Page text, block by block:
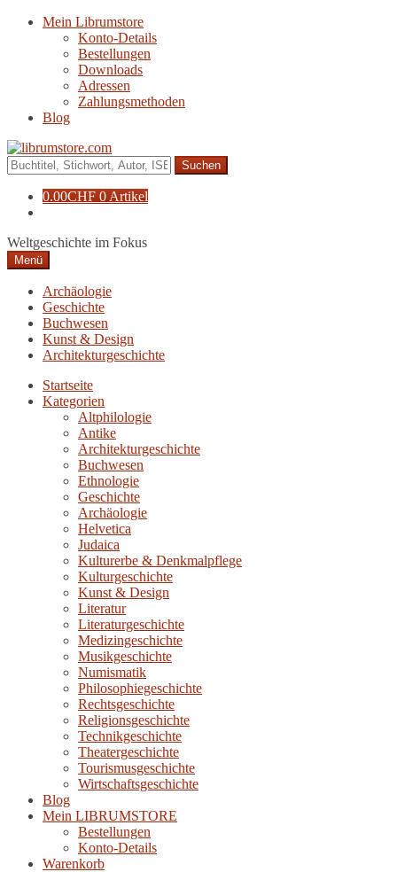
Navigation
Zum
Mein Librumstore
Konto-Details
Bestellungen
Downloads
Adressen
Zahlungsmethoden
Blog
Suche
nach:
0.00CHF 0 Artikel
Weltgeschichte im Fokus
Menü
Archäologie
Geschichte
Buchwesen
Kunst & Design
Architekturgeschichte
Startseite
Kategorien
Altphilologie
Antike
Architekturgeschichte
Buchwesen
Ethnologie
Geschichte
Archäologie
Helvetica
Judaica
Kulturerbe & Denkmalpflege
Kulturgeschichte
Kunst & Design
Literatur
Literaturgeschichte
Medizingeschichte
Musikgeschichte
Numismatik
Philosophiegeschichte
Rechtsgeschichte
Religionsgeschichte
Technikgeschichte
Theatergeschichte
Tourismusgeschichte
Wirtschaftsgeschichte
Blog
Mein LIBRUMSTORE
Bestellungen
Konto-Details
Warenkorb